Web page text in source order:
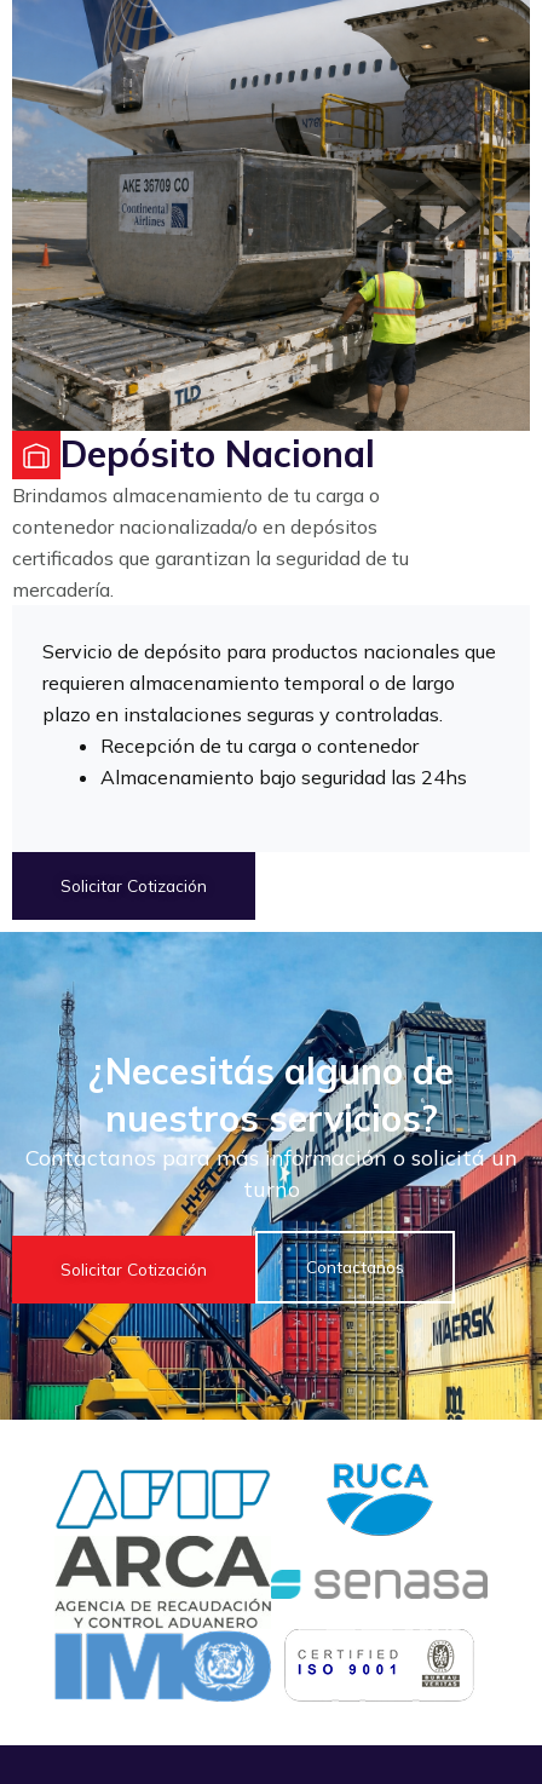
Depósito Nacional
Brindamos almacenamiento de tu carga o
contenedor nacionalizada/o en depósitos
certificados que garantizan la seguridad de tu
mercadería.
Servicio de depósito para productos nacionales que
requieren almacenamiento temporal o de largo
plazo en instalaciones seguras y controladas.
Recepción de tu carga o contenedor
Almacenamiento bajo seguridad las 24hs
Solicitar Cotización
¿Necesitás alguno de
nuestros servicios?
Contactanos para más información o solicitá un
turno
Solicitar Cotización Contactanos